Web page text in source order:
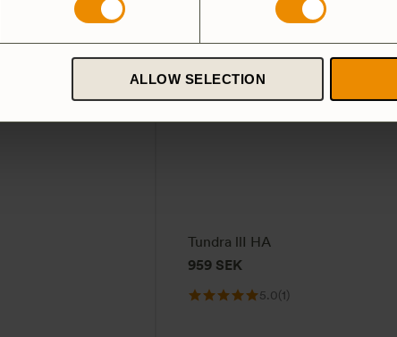
ALLOW SELECTION
Tundra llI HA
959 SEK
5.0(1)